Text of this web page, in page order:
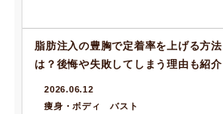
脂肪注入の豊胸で定着率を上げる方法
は？後悔や失敗してしまう理由も紹介
2026.06.12
痩身・ボディ バスト